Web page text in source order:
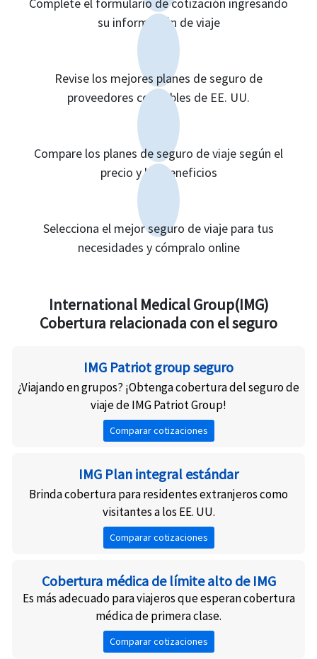
su información de viaje
Revise los mejores planes de seguro de
proveedores confiables de EE. UU.
Compare los planes de seguro de viaje según el
precio y los beneficios
Selecciona el mejor seguro de viaje para tus
necesidades y cómpralo online
International Medical Group(IMG)
Cobertura relacionada con el seguro
IMG Patriot group seguro
¿Viajando en grupos? ¡Obtenga cobertura del seguro de
viaje de IMG Patriot Group!
Comparar cotizaciones
IMG Plan integral estándar
Brinda cobertura para residentes extranjeros como
visitantes a los EE. UU.
Comparar cotizaciones
Cobertura médica de límite alto de IMG
Es más adecuado para viajeros que esperan cobertura
médica de primera clase.
Comparar cotizaciones